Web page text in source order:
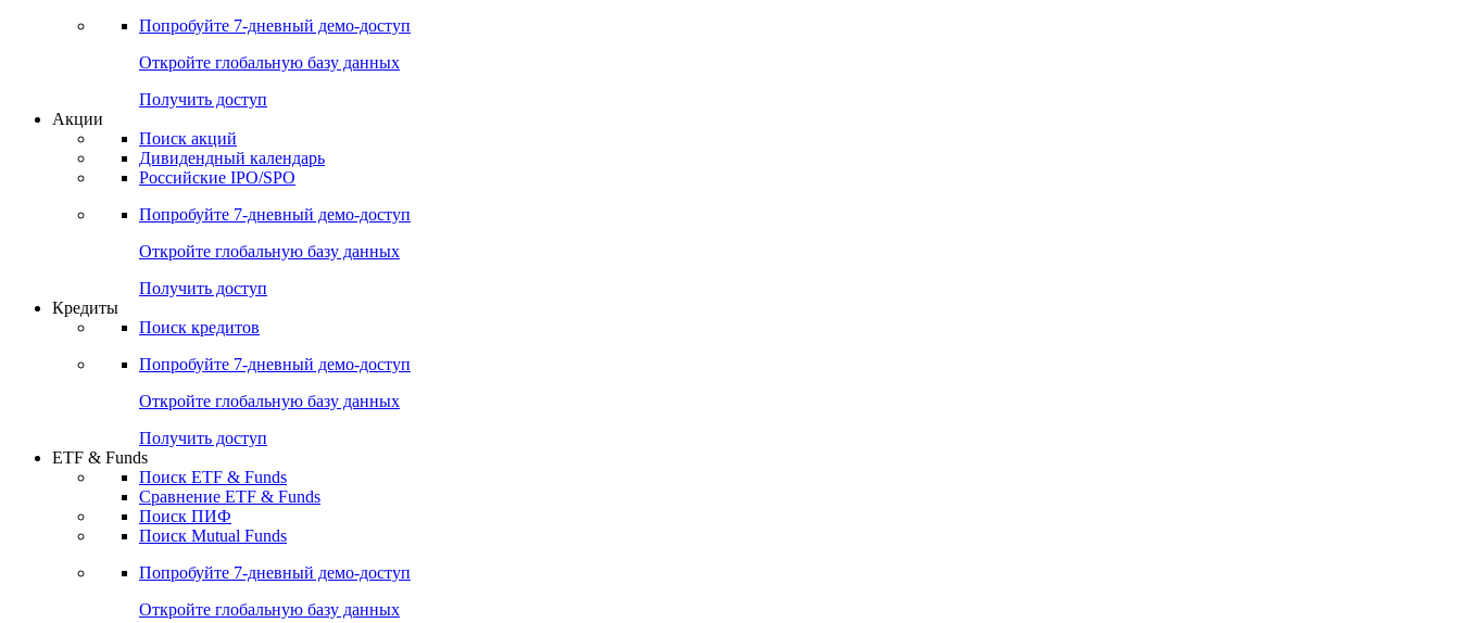
Попробуйте 7-дневный демо-доступ
Откройте глобальную базу данных
Получить доступ
Акции
Поиск акций
Дивидендный календарь
Российские IPO/SPO
Попробуйте 7-дневный демо-доступ
Откройте глобальную базу данных
Получить доступ
Кредиты
Поиск кредитов
Попробуйте 7-дневный демо-доступ
Откройте глобальную базу данных
Получить доступ
ETF & Funds
Поиск ETF & Funds
Сравнение ETF & Funds
Поиск ПИФ
Поиск Mutual Funds
Попробуйте 7-дневный демо-доступ
Откройте глобальную базу данных